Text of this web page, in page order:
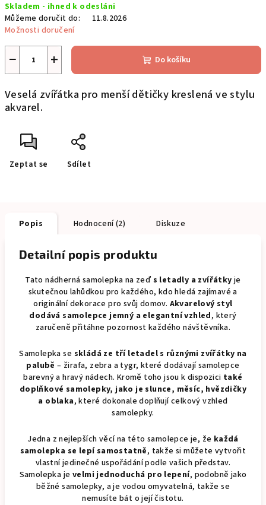
cena:
Skladem - ihned k odesláni
Můžeme doručit do:
11.8.2026
Možnosti doručení
+
− Do košíku
Veselá zvířátka pro menší dětičky kreslená ve stylu
akvarel.
Zeptat se Sdílet
Popis Hodnocení (2) Diskuze
Detailní popis produktu
Tato nádherná samolepka na zeďs letadly a zvířátkyje
skutečnou lahůdkou pro každého, kdo hledá zajímavé a
originální dekorace pro svůj domov. Akvarelový styl
dodává samolepce jemný a elegantní vzhled, který
zaručeně přitáhne pozornost každého návštěvníka.
Samolepka se skládá ze tří letadel s různými zvířátky na
palubě – žirafa, zebra a tygr, které dodávají samolepce
barevný a hravý nádech. Kromě toho jsou k dispozici také
doplňkové samolepky, jako je slunce, měsíc, hvězdičky
a oblaka, které dokonale doplňují celkový vzhled
samolepky.
Jedna z nejlepších věcí na této samolepce je, že každá
samolepka se lepí samostatně, takže si můžete vytvořit
vlastní jedinečné uspořádání podle vašich představ.
Samolepka je velmi jednoduchá pro lepení, podobně jako
běžné samolepky, a je vodou omyvatelná, takže se
nemusíte bát o její čistotu.